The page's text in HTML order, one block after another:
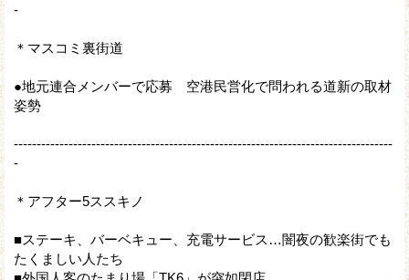
-
＊マスコミ裏街道
●地元連合メンバーで応募 空港民営化で問われる道新の取材
姿勢
-----------------------------------------------------------------------------------
-
＊アフター5ススキノ
■ステーキ、バーベキュー、充電サービス…闇夜の歓楽街でも
たくましい人たち